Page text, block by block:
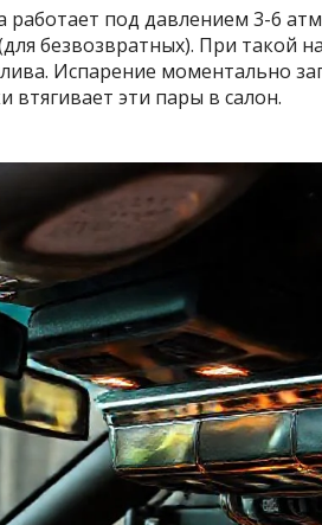
под давлением 3-6
безвозвратных). При такой
Испарение моментально
втягивает эти пары в салон.